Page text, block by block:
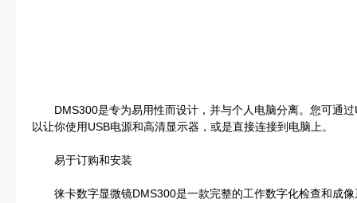
DMS300是专为易用性而设计，并与个人电脑分离。您可通过
以让你使用USB电源和高清显示器，或是直接连接到电脑上。
易于订购和安装
徕卡数字显微镜DMS300是一款完整的工作数字化检查和成像